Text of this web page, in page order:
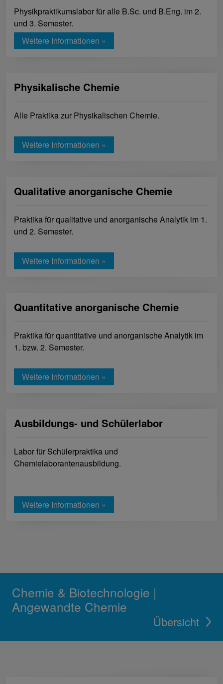
Physikpraktikumslabor für alle B.Sc. und B.Eng. im 2.
und 3. Semester.
Weitere Informationen »
Physikalische Chemie
Alle Praktika zur Physikalischen Chemie.
Weitere Informationen »
Qualitative anorganische Chemie
Praktika für qualitative und anorganische Analytik im 1.
und 2. Semester.
Weitere Informationen »
Quantitative anorganische Chemie
Praktika für quantitative und anorganische Analytik im
1. bzw. 2. Semester.
Weitere Informationen »
Ausbildungs- und Schülerlabor
Labor für Schülerpraktika und
Chemielaborantenausbildung.
Weitere Informationen »
Chemie & Biotechnologie |
Angewandte Chemie
Übersicht